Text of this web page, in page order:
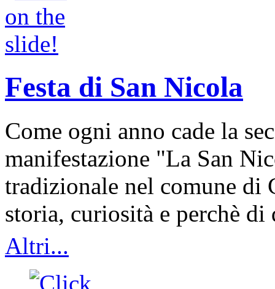
Festa di San Nicola
Come ogni anno cade la
manifestazione "La San
tradizionale nel comune di
storia, curiosità e perchè
Altri...